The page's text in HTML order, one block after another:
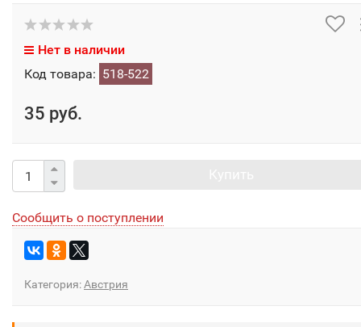
Нет в наличии
Код товара: 518-522
35 руб.
Сообщить о поступлении
Категория:Австрия